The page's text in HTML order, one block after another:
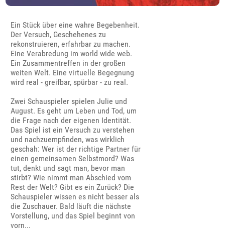
Ein Stück über eine wahre Begebenheit.
Der Versuch, Geschehenes zu
rekonstruieren, erfahrbar zu machen.
Eine Verabredung im world wide web.
Ein Zusammentreffen in der großen
weiten Welt. Eine virtuelle Begegnung
wird real - greifbar, spürbar - zu real.
Zwei Schauspieler spielen Julie und
August. Es geht um Leben und Tod, um
die Frage nach der eigenen Identität.
Das Spiel ist ein Versuch zu verstehen
und nachzuempfinden, was wirklich
geschah: Wer ist der richtige Partner für
einen gemeinsamen Selbstmord? Was
tut, denkt und sagt man, bevor man
stirbt? Wie nimmt man Abschied vom
Rest der Welt? Gibt es ein Zurück? Die
Schauspieler wissen es nicht besser als
die Zuschauer. Bald läuft die nächste
Vorstellung, und das Spiel beginnt von
vorn...